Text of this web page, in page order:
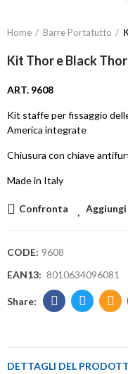
Home Barre Portatutto
Kit Thor e Black Thor
ART. 9608
Kit staffe per fissaggio
America integrate
Chiusura con chiave
Made in Italy
Confronta
CODE: 9608
EAN13: 8010634096081
DETTAGLI DEL